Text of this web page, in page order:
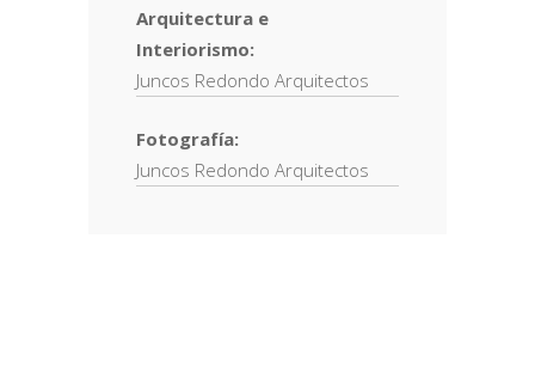
Arquitectura e
Interiorismo:
Juncos Redondo Arquitectos
Fotografía:
Juncos Redondo Arquitectos